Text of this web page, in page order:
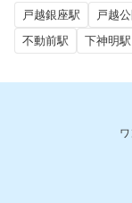
戸越銀座駅 戸越
不動前駅
下神明駅